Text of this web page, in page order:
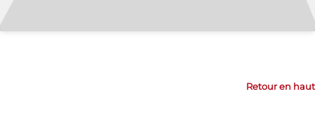
Retour en haut